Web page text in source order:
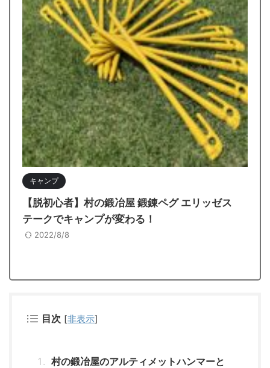
キャンプ
【脱初心者】村の鍛冶屋 鍛錬ペグ エリッゼス
テークでキャンプが変わる！
2022/8/8
目次 [非表示]
村の鍛冶屋のアルティメットハンマーと